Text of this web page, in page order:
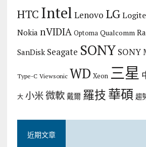
HTC Intel Lenovo LG
Nokia nVIDIA Optoma Qualcomm
SanDisk Seagate SONY SONY
Type-C Viewsonic WD Xeon 三星
大 小米微軟 戴爾 羅技華碩 趨
近期文章